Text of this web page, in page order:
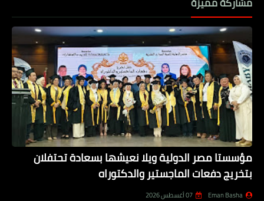
مؤسستا مصر الدولية ويلا نعيشها بسعادة تحتفلان
بتخريج دفعات الماجستير والدكتوراه
Eman Basha 07 أغسطس 2026